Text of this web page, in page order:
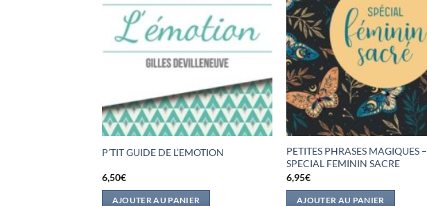
P’TIT GUIDE DE L’EMOTION
6,50€
AJOUTER AU PANIER
PETITES PHRASES MAGIQUES –
SPECIAL FEMININ SACRE
6,95€
AJOUTER AU PANIER